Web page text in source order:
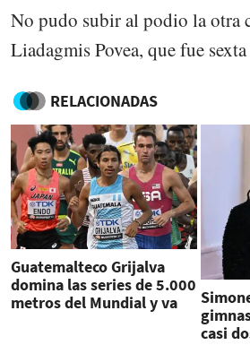
No pudo subir al podio la otra
Liadagmis Povea, que fue
RELACIONADAS
Guatemalteco Grijalva
domina las series de 5.000
metros del Mundial y va
casi